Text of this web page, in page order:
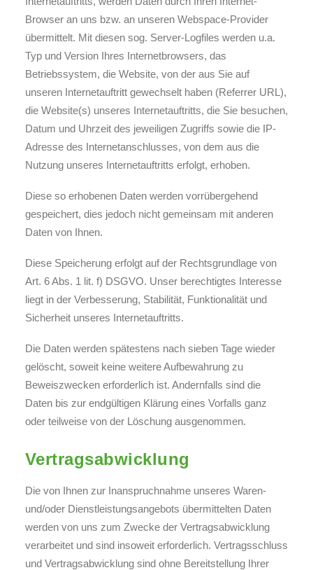
Browser an uns bzw. an unseren Webspace-Provider
übermittelt. Mit diesen sog. Server-Logfiles werden u.a.
Typ und Version Ihres Internetbrowsers, das
Betriebssystem, die Website, von der aus Sie auf
unseren Internetauftritt gewechselt haben (Referrer URL),
die Website(s) unseres Internetauftritts, die Sie besuchen,
Datum und Uhrzeit des jeweiligen Zugriffs sowie die IP-
Adresse des Internetanschlusses, von dem aus die
Nutzung unseres Internetauftritts erfolgt, erhoben.
Diese so erhobenen Daten werden vorrübergehend
gespeichert, dies jedoch nicht gemeinsam mit anderen
Daten von Ihnen.
Diese Speicherung erfolgt auf der Rechtsgrundlage von
Art. 6 Abs. 1 lit. f) DSGVO. Unser berechtigtes Interesse
liegt in der Verbesserung, Stabilität, Funktionalität und
Sicherheit unseres Internetauftritts.
Die Daten werden spätestens nach sieben Tage wieder
gelöscht, soweit keine weitere Aufbewahrung zu
Beweiszwecken erforderlich ist. Andernfalls sind die
Daten bis zur endgültigen Klärung eines Vorfalls ganz
oder teilweise von der Löschung ausgenommen.
Vertragsabwicklung
Die von Ihnen zur Inanspruchnahme unseres Waren-
und/oder Dienstleistungsangebots übermittelten Daten
werden von uns zum Zwecke der Vertragsabwicklung
verarbeitet und sind insoweit erforderlich. Vertragsschluss
und Vertragsabwicklung sind ohne Bereitstellung Ihrer